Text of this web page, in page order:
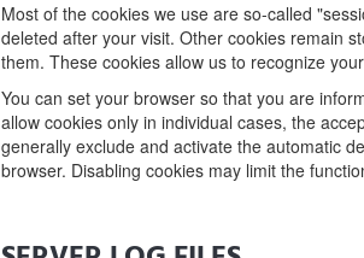
Most of the cookies we use are so-called
deleted after your visit. Other cookies remain
them. These cookies allow us to recognize
You can set your browser so that you are
allow cookies only in individual cases, the
generally exclude and activate the automatic
browser. Disabling cookies may limit the